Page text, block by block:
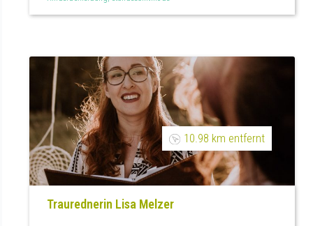
10.98 km entfernt
Traurednerin Lisa Melzer